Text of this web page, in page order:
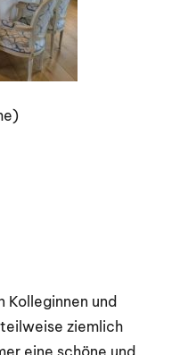
Kolleginnen und
ziemlich